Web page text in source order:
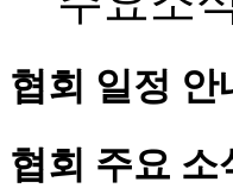
협회 일정 안
협회 주요 소